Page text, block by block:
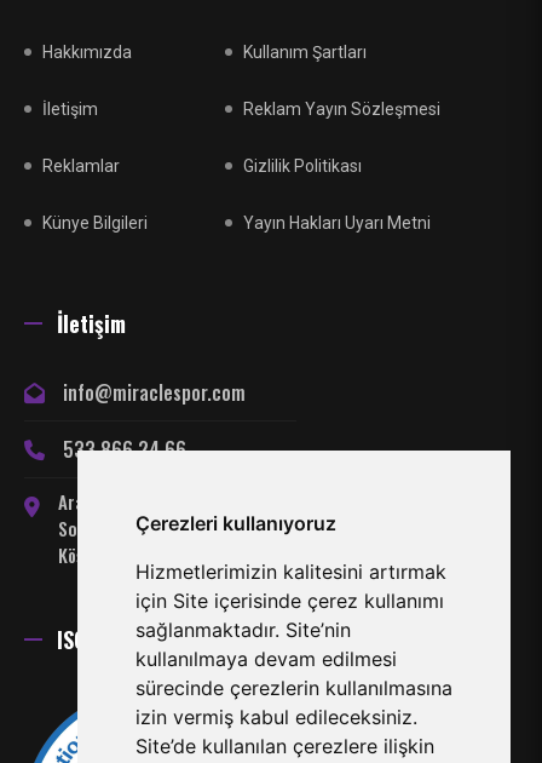
Çerezleri kullanıyoruz
Hizmetlerimizin kalitesini artırmak
için Site içerisinde çerez kullanımı
sağlanmaktadır. Site’nin
kullanılmaya devam edilmesi
sürecinde çerezlerin kullanılmasına
izin vermiş kabul edileceksiniz.
Site’de kullanılan çerezlere ilişkin
Hakkımızda
İletişim
Reklamlar
Künye Bilgileri
Kullanım Şartları
Reklam Yayın Sözleşmesi
Gizlilik Politikası
Yayın Hakları Uyarı Metni
İletişim
info@miraclespor.com
533 866 24 66
Arabahmet Mahallesi, Server
Somuncuoğlu Sokak No:7
Köşklüçiftlik-Lefkoşa
ISO 27001 Sertifikası